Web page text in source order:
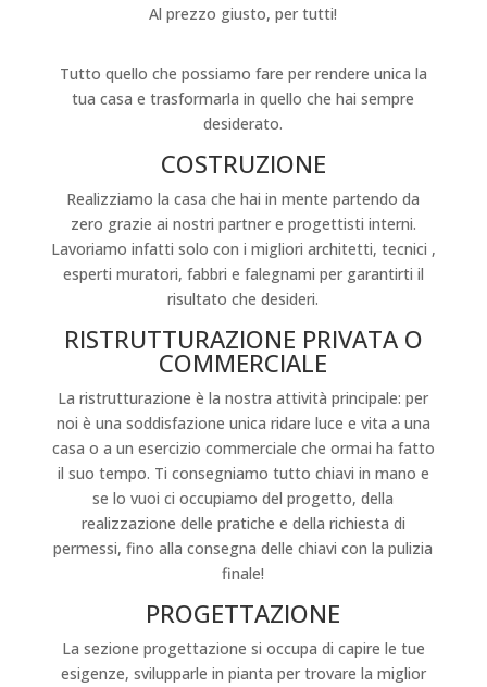
Al prezzo giusto, per tutti!
Tutto quello che possiamo fare per rendere unica la
tua casa e trasformarla in quello che hai sempre
desiderato.
COSTRUZIONE
Realizziamo la casa che hai in mente partendo da
zero grazie ai nostri partner e progettisti interni.
Lavoriamo infatti solo con i migliori architetti, tecnici ,
esperti muratori, fabbri e falegnami per garantirti il
risultato che desideri.
RISTRUTTURAZIONE PRIVATA O
COMMERCIALE
La ristrutturazione è la nostra attività principale: per
noi è una soddisfazione unica ridare luce e vita a una
casa o a un esercizio commerciale che ormai ha fatto
il suo tempo. Ti consegniamo tutto chiavi in mano e
se lo vuoi ci occupiamo del progetto, della
realizzazione delle pratiche e della richiesta di
permessi, fino alla consegna delle chiavi con la pulizia
finale!
PROGETTAZIONE
La sezione progettazione si occupa di capire le tue
esigenze, svilupparle in pianta per trovare la miglior